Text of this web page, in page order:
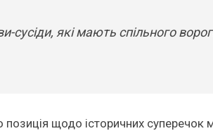
які мають спільного
щодо історичних